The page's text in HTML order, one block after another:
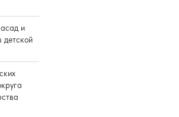
и
детской